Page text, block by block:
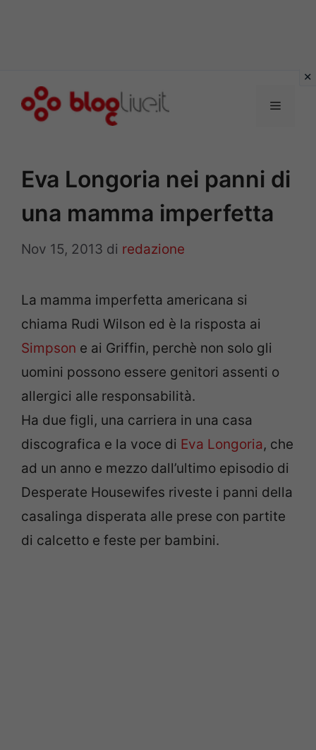
Menu
Eva Longoria nei panni di
una mamma imperfetta
Nov 15, 2013 di redazione
La mamma imperfetta americana si
chiama Rudi Wilson ed è la risposta ai
Simpson e ai Griffin, perchè non solo gli
uomini possono essere genitori assenti o
allergici alle responsabilità.
Ha due figli, una carriera in una casa
discografica e la voce di Eva Longoria, che
ad un anno e mezzo dall’ultimo episodio di
Desperate Housewifes riveste i panni della
casalinga disperata alle prese con partite
di calcetto e feste per bambini.